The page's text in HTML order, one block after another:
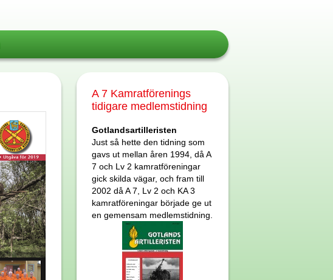
A 7 Kamratförenings
tidigare medlemstidning
Gotlandsartilleristen
Just så hette den tidning som
gavs ut mellan åren 1994, då A
7 och Lv 2 kamratföreningar
gick skilda vägar, och fram till
2002 då A 7, Lv 2 och KA 3
kamratföreningar började ge ut
en gemensam medlemstidning.